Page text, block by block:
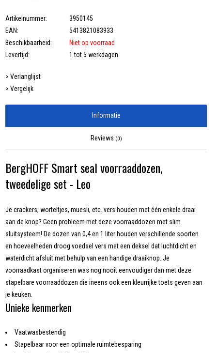
Artikelnummer:
3950145
EAN:
5413821083933
Beschikbaarheid:
Niet op voorraad
Levertijd:
1 tot 5 werkdagen
> Verlanglijst
> Vergelijk
Informatie
Reviews (0)
BergHOFF Smart seal voorraaddozen,
tweedelige set - Leo
Je crackers, worteltjes, muesli, etc. vers houden met één enkele draai
aan de knop? Geen probleem met deze voorraaddozen met slim
sluitsysteem! De dozen van 0,4 en 1 liter houden verschillende soorten
en hoeveelheden droog voedsel vers met een deksel dat luchtdicht en
waterdicht afsluit met behulp van een handige draaiknop. Je
voorraadkast organiseren was nog nooit eenvoudiger dan met deze
stapelbare voorraaddozen die ineens ook een kleurrijke toets geven aan
je keuken.
Unieke kenmerken
Vaatwasbestendig
Stapelbaar voor een optimale ruimtebesparing